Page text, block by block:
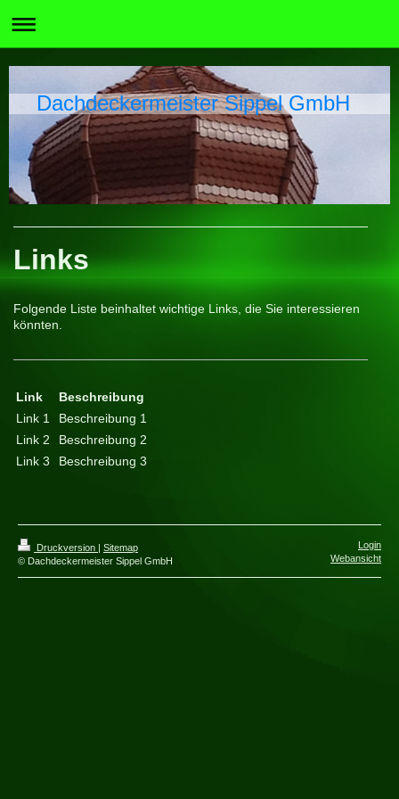
Dachdeckermeister Sippel GmbH
Links
Folgende Liste beinhaltet wichtige Links, die Sie interessieren
könnten.
Link
Beschreibung
Link 1
Beschreibung 1
Link 2
Beschreibung 2
Link 3
Beschreibung 3
Druckversion | Sitemap
© Dachdeckermeister Sippel GmbH
Login
Webansicht